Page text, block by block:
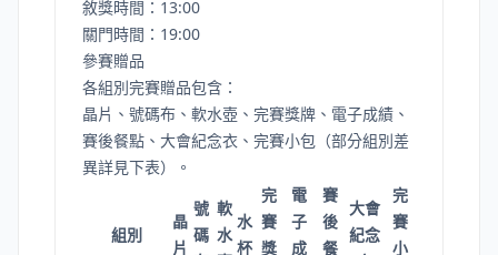
敘獎時間：13:00
關門時間：19:00
參賽贈品
各組別完賽贈品包含：
晶片、號碼布、軟水壺、完賽獎牌、電子成績、
賽後餐點、大會紀念衣、完賽小包（部分組別差
異詳見下表）。
組別
晶
片
號
碼
軟
水
水
杯
完
賽
獎
電
子
成
賽
後
餐
大會
紀念
完
賽
小